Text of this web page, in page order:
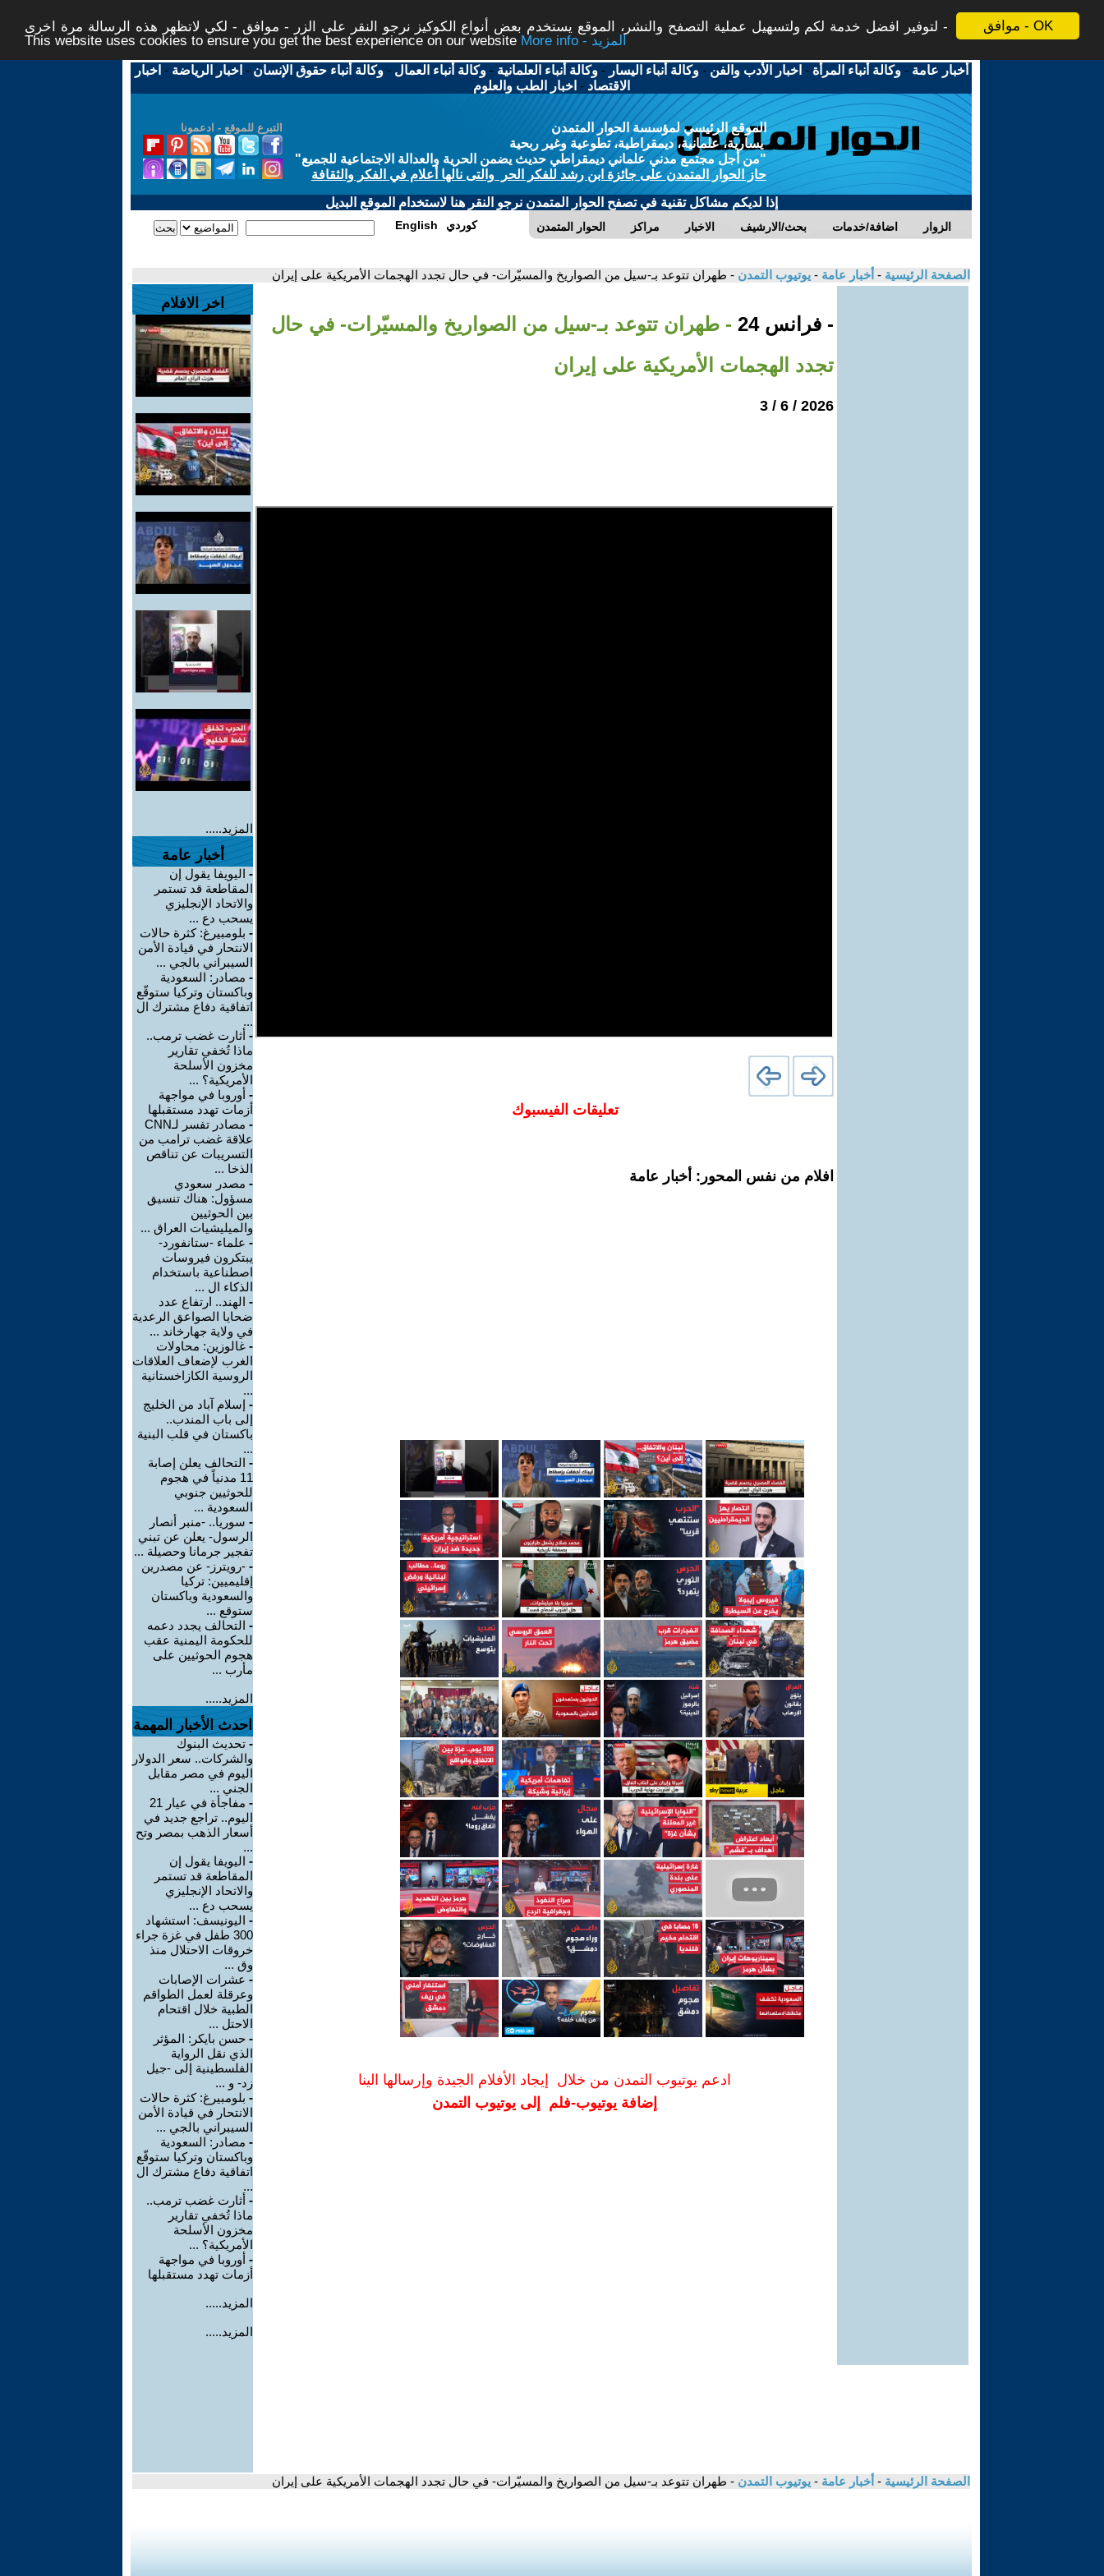
موافق - OK
لتوفير افضل خدمة لكم ولتسهيل عملية التصفح والنشر، الموقع يستخدم بعض أنواع الكوكيز نرجو النقر على الزر - موافق - لكي لاتظهر هذه الرسالة مرة اخرى -
This website uses cookies to ensure you get the best experience on our website
More info - المزيد
أخبار عامة -وكالة أنباء المرأة - اخبار الأدب والفن -وكالة أنباء اليسار -وكالة أنباء العلمانية -وكالة أنباء العمال -وكالة أنباء حقوق الإنسان - اخبار الرياضة - اخبار
الاقتصاد - اخبار الطب والعلوم
التبرع للموقع - ادعمونا
الموقع الرئيسي لمؤسسة الحوار المتمدن
يسارية، علمانية، ديمقراطية، تطوعية وغير ربحية
"من أجل مجتمع مدني علماني ديمقراطي حديث يضمن الحرية والعدالة الاجتماعية للجميع"
حاز الحوار المتمدن على جائزة ابن رشد للفكر الحر والتى نالها أعلام في الفكر والثقافة
إذا لديكم مشاكل تقنية في تصفح الحوار المتمدن نرجو النقر هنا لاستخدام الموقع البديل
الحوار المتمدن مراكز الاخبار بحث/الارشيف اضافة/خدمات الزوار English كوردي
الصفحة الرئيسية - أخبار عامة - يوتيوب التمدن - طهران تتوعد بـ-سيل من الصواريخ والمسيّرات- في حال تجدد الهجمات الأمريكية على إيران
- فرانس 24
- طهران تتوعد بـ-سيل من الصواريخ والمسيّرات- في حال
تجدد الهجمات الأمريكية على إيران
2026 / 6 / 3
تعليقات الفيسبوك
افلام من نفس المحور: أخبار عامة
ادعم يوتيوب التمدن من خلال إيجاد الأفلام الجيدة وإرسالها الينا
إضافة يوتيوب-فلم إلى يوتيوب التمدن
اخر الافلام
المزيد.....
أخبار عامة
- اليويفا يقول إن
المقاطعة قد تستمر
والاتحاد الإنجليزي
يسحب دع ...
- بلومبيرغ: كثرة حالات
الانتحار في قيادة الأمن
السيبراني بالجي ...
- مصادر: السعودية
وباكستان وتركيا ستوقّع
اتفاقية دفاع مشترك ال
...
- أثارت غضب ترمب..
ماذا تُخفي تقارير
مخزون الأسلحة
الأمريكية؟ ...
- أوروبا في مواجهة
أزمات تهدد مستقبلها
-
مصادر تفسر لـCNN
علاقة غضب ترامب من
التسريبات عن تناقص
الذخا ...
- مصدر سعودي
مسؤول: هناك تنسيق
بين الحوثيين
والميليشيات العراق ...
- علماء -ستانفورد-
يبتكرون فيروسات
اصطناعية باستخدام
الذكاء ال ...
- الهند.. ارتفاع عدد
ضحايا الصواعق الرعدية
في ولاية جهارخاند ...
- غالوزين: محاولات
الغرب لإضعاف العلاقات
الروسية الكازاخستانية
...
- إسلام آباد من الخليج
إلى باب المندب..
باكستان في قلب البنية
...
- التحالف يعلن إصابة
11 مدنياً في هجوم
للحوثيين جنوبي
السعودية ...
- سوريا.. -منبر أنصار
الرسول- يعلن عن تبني
تفجير جرمانا وحصيلة ...
- -رويترز- عن مصدرين
إقليميين: تركيا
والسعودية وباكستان
ستوقع ...
- التحالف يجدد دعمه
للحكومة اليمنية عقب
هجوم الحوثيين على
مأرب ...
المزيد.....
احدث الأخبار المهمة
- تحديث البنوك
والشركات.. سعر الدولار
اليوم في مصر مقابل
الجني ...
-
مفاجأة في عيار 21
اليوم.. تراجع جديد في
أسعار الذهب بمصر وتح
...
- اليويفا يقول إن
المقاطعة قد تستمر
والاتحاد الإنجليزي
يسحب دع ...
- اليونيسف: استشهاد
300 طفل في غزة جراء
خروقات الاحتلال منذ
وق ...
- عشرات الإصابات
وعرقلة لعمل الطواقم
الطبية خلال اقتحام
الاحتل ...
- حسن بايكر: المؤثر
الذي نقل الرواية
الفلسطينية إلى -جيل
زد- و ...
- بلومبيرغ: كثرة حالات
الانتحار في قيادة الأمن
السيبراني بالجي ...
- مصادر: السعودية
وباكستان وتركيا ستوقّع
اتفاقية دفاع مشترك ال
...
- أثارت غضب ترمب..
ماذا تُخفي تقارير
مخزون الأسلحة
الأمريكية؟ ...
- أوروبا في مواجهة
أزمات تهدد مستقبلها
المزيد.....
المزيد.....
الصفحة الرئيسية - أخبار عامة - يوتيوب التمدن - طهران تتوعد بـ-سيل من الصواريخ والمسيّرات- في حال تجدد الهجمات الأمريكية على إيران